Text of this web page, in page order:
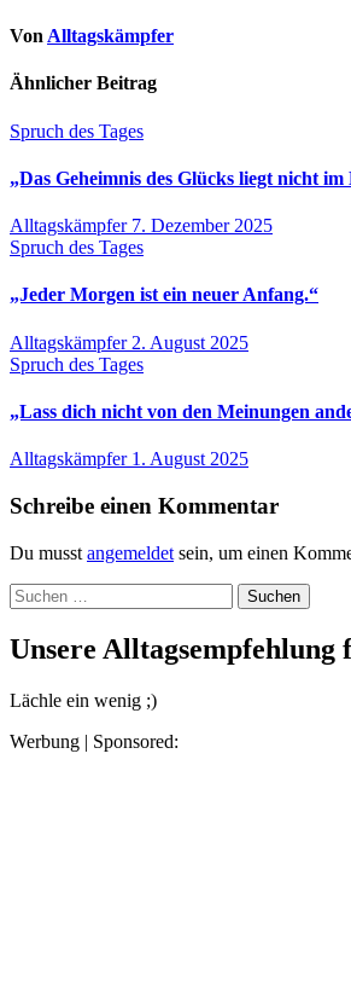
Von Alltagskämpfer
Ähnlicher Beitrag
Spruch des Tages
„Das Geheimnis des Glücks liegt nicht
Alltagskämpfer 7. Dezember 2025
Spruch des Tages
„Jeder Morgen ist ein neuer Anfang.“
Alltagskämpfer 2. August 2025
Spruch des Tages
„Lass dich nicht von den Meinungen
Alltagskämpfer 1. August 2025
Schreibe einen Kommentar
Du musst angemeldet sein, um einen
Suchen
nach:
Unsere Alltagsempfehlung
Lächle ein wenig ;)
Werbung | Sponsored: